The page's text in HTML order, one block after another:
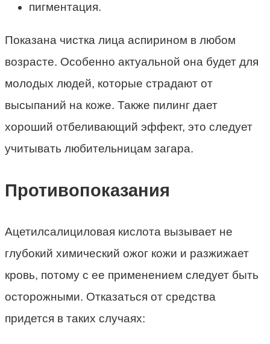
пигментация.
Показана чистка лица аспирином в любом
возрасте. Особенно актуальной она будет для
молодых людей, которые страдают от
высыпаний на коже. Также пилинг дает
хороший отбеливающий эффект, это следует
учитывать любительницам загара.
Противопоказания
Ацетилсалициловая кислота вызывает не
глубокий химический ожог кожи и разжижает
кровь, потому с ее применением следует быть
осторожными. Отказаться от средства
придется в таких случаях: